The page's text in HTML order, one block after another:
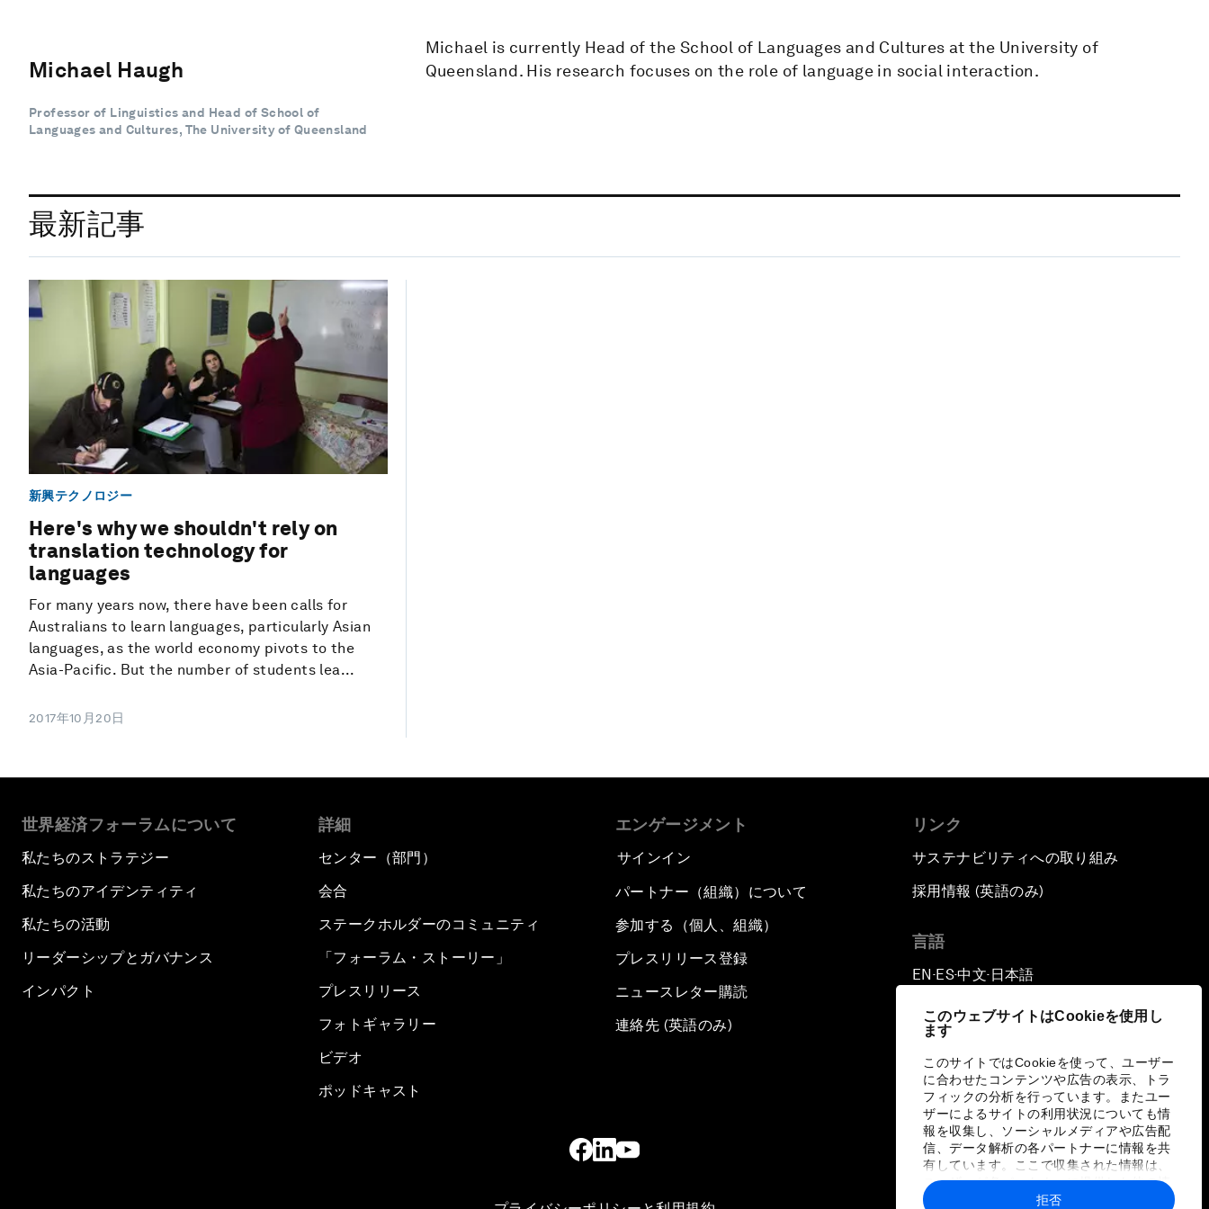
このウェブサイトはCookieを使用し
ます
このサイトではCookieを使って、ユーザー
に合わせたコンテンツや広告の表示、トラ
フィックの分析を行っています。またユー
ザーによるサイトの利用状況についても情
報を収集し、ソーシャルメディアや広告配
信、データ解析の各パートナーに情報を共
有しています。ここで収集された情報は、
ユーザーが各パートナーに提供した他の情
報や各パートナーのサービスを使用した際
拒否
Michael Haugh
Professor of Linguistics and Head of School of
Languages and Cultures, The University of Queensland
Michael is currently Head of the School of Languages and Cultures at the University of
Queensland. His research focuses on the role of language in social interaction.
最新記事
新興テクノロジー
Here's why we shouldn't rely on
translation technology for
languages
For many years now, there have been calls for
Australians to learn languages, particularly Asian
languages, as the world economy pivots to the
Asia-Pacific. But the number of students lea...
2017年10月20日
世界経済フォーラムについて
私たちのストラテジー
私たちのアイデンティティ
私たちの活動
リーダーシップとガバナンス
インパクト
詳細
センター（部門）
会合
ステークホルダーのコミュニティ
「フォーラム・ストーリー」
プレスリリース
フォトギャラリー
ビデオ
ポッドキャスト
エンゲージメント
サインイン
パートナー（組織）について
参加する（個人、組織）
プレスリリース登録
ニュースレター購読
連絡先 (英語のみ)
リンク
サステナビリティへの取り組み
採用情報 (英語のみ)
言語
EN ▪ ES▪中文▪ 日本語